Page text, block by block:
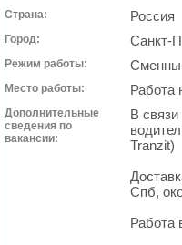
Страна: Россия
Город: Санкт-
Режим работы:
Место работы: Работа
Дополнительные
сведения по
вакансии:
В связи
Tranzit)
Спб,
Работа